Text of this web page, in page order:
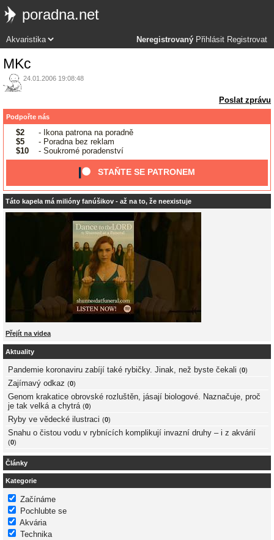
poradna.net
Neregistrovaný Přihlásit Registrovat
MKc
24.01.2006 19:08:48
Poslat zprávu
Podpořte nás
$2
- Ikona patrona na poradně
$5
- Poradna bez reklam
$10
- Soukromé poradenství
STAŇTE SE PATRONEM
Táto kapela má milióny fanúšikov - až na to, že neexistuje
Přejít na videa
Aktuality
Pandemie koronaviru zabíjí také rybičky. Jinak, než byste čekali (0)
Zajímavý odkaz (0)
Genom krakatice obrovské rozluštěn, jásají biologové. Naznačuje, proč
je tak velká a chytrá (0)
Ryby ve vědecké ilustraci (0)
Snahu o čistou vodu v rybnících komplikují invazní druhy – i z akvárií
(0)
Články
Kategorie
Začínáme
Pochlubte se
Akvária
Technika